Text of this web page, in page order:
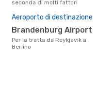
seconda di molti fattori
Aeroporto di destinazione
Brandenburg Airport
Per la tratta da Reykjavik a
Berlino